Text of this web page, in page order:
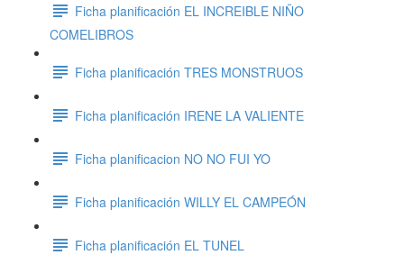
Ficha planificación EL INCREIBLE NIÑO
COMELIBROS
Ficha planificación TRES MONSTRUOS
Ficha planificación IRENE LA VALIENTE
Ficha planificacion NO NO FUI YO
Ficha planificación WILLY EL CAMPEÓN
Ficha planificación EL TUNEL